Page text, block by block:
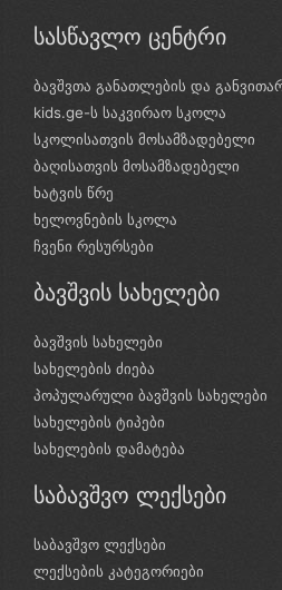
სასწავლო ცენტრი
ბავშვთა განათლების და
kids.ge-ს საკვირაო სკოლა
სკოლისათვის მოსამზადებელი
ბაღისათვის მოსამზადებელი
ხატვის წრე
ხელოვნების სკოლა
ჩვენი რესურსები
ბავშვის სახელები
ბავშვის სახელები
სახელების ძიება
პოპულარული ბავშვის სახელები
სახელების ტიპები
სახელების დამატება
საბავშვო ლექსები
საბავშვო ლექსები
ლექსების კატეგორიები